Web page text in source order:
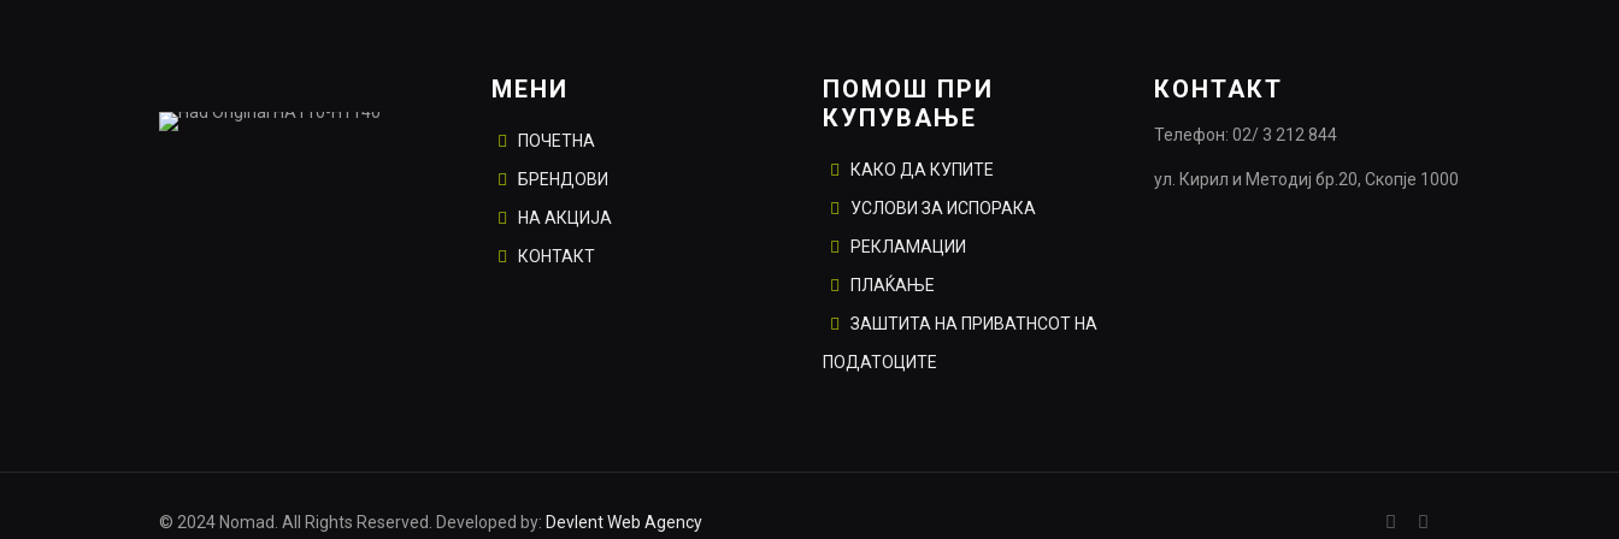
МЕНИ
ПОЧЕТНА
БРЕНДОВИ
НА АКЦИЈА
КОНТАКТ
ПОМОШ ПРИ
КУПУВАЊЕ
КАКО ДА КУПИТЕ
УСЛОВИ ЗА ИСПОРАКА
РЕКЛАМАЦИИ
ПЛАЌАЊЕ
ЗАШТИТА НА ПРИВАТНСОТ НА
ПОДАТОЦИТЕ
КОНТАКТ
Телефон: 02/ 3 212 844
ул. Кирил и Методиј бр.20, Скопје 1000
© 2024 Nomad. All Rights Reserved. Developed by: Devlent Web Agency